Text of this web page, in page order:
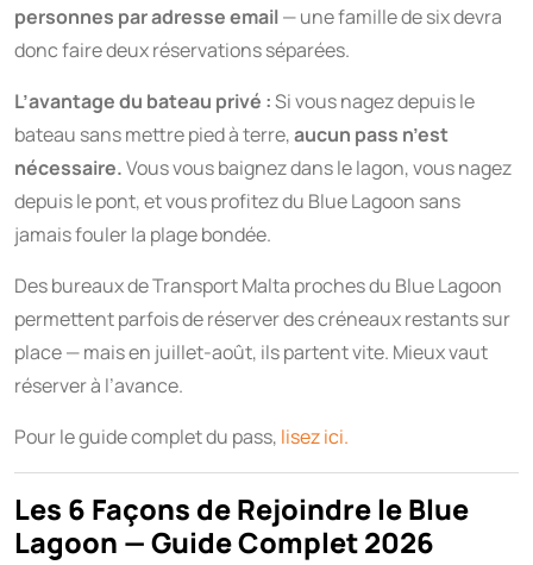
personnes par adresse email— une famille de six devra
donc faire deux réservations séparées.
L’avantage du bateau privé :Si vous nagez depuis le
bateau sans mettre pied à terre,aucun pass n’est
nécessaire.Vous vous baignez dans le lagon, vous nagez
depuis le pont, et vous profitez du Blue Lagoon sans
jamais fouler la plage bondée.
Des bureaux de Transport Malta proches du Blue Lagoon
permettent parfois de réserver des créneaux restants sur
place — mais en juillet-août, ils partent vite. Mieux vaut
réserver à l’avance.
Pour le guide complet du pass, lisez ici.
Les 6 Façons de Rejoindre le Blue
Lagoon — Guide Complet 2026